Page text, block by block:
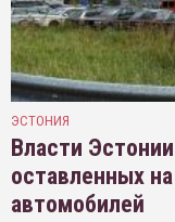
ЭСТОНИЯ
Власти
оставленных
автомобилей